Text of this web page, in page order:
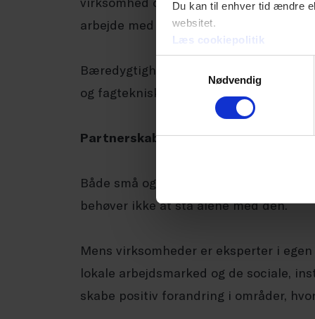
Du kan til enhver tid ændre
websitet.
Læs cookiepolitik
Nødvendig
arbejde med bæredygtighed.
Bæredygtighedsdagsordenen er altså
og fagteknisk disciplin, som kan
Partnerskaber med NGO’er kan
Både små og store danske
behøver ikke at stå alene med den.
Mens virksomheder er eksperter i
lokale arbejdsmarked og de sociale,
skabe positiv forandring i områder,